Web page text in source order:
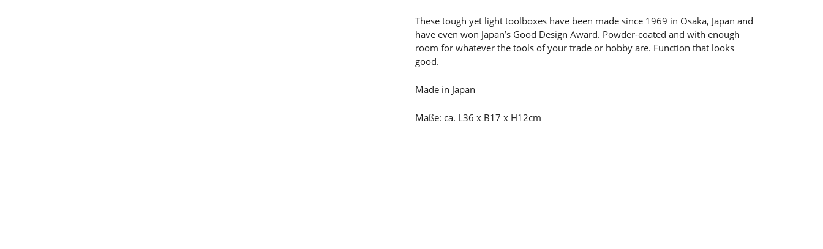
These tough yet light toolboxes have been made since 1969 in Osaka, Japan and
have even won Japan’s Good Design Award. Powder-coated and with enough
room for whatever the tools of your trade or hobby are. Function that looks
good.
Made in Japan
Maße: ca. L36 x B17 x H12cm